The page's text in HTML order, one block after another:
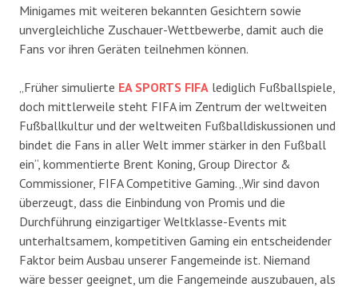
Minigames mit weiteren bekannten Gesichtern sowie
unvergleichliche Zuschauer-Wettbewerbe, damit auch die
Fans vor ihren Geräten teilnehmen können.
„Früher simulierte EA SPORTS FIFA lediglich Fußballspiele,
doch mittlerweile steht FIFA im Zentrum der weltweiten
Fußballkultur und der weltweiten Fußballdiskussionen und
bindet die Fans in aller Welt immer stärker in den Fußball
ein“, kommentierte Brent Koning, Group Director &
Commissioner, FIFA Competitive Gaming. „Wir sind davon
überzeugt, dass die Einbindung von Promis und die
Durchführung einzigartiger Weltklasse-Events mit
unterhaltsamem, kompetitiven Gaming ein entscheidender
Faktor beim Ausbau unserer Fangemeinde ist. Niemand
wäre besser geeignet, um die Fangemeinde auszubauen, als